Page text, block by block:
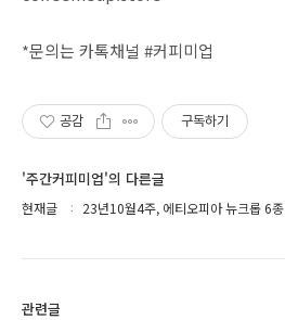
*문의는 카톡채널 #커피미업
공감 구독하기
'주간커피미업'의 다른글
현재글 23년10월4주, 에티오피아 뉴크롭 6종
관련글